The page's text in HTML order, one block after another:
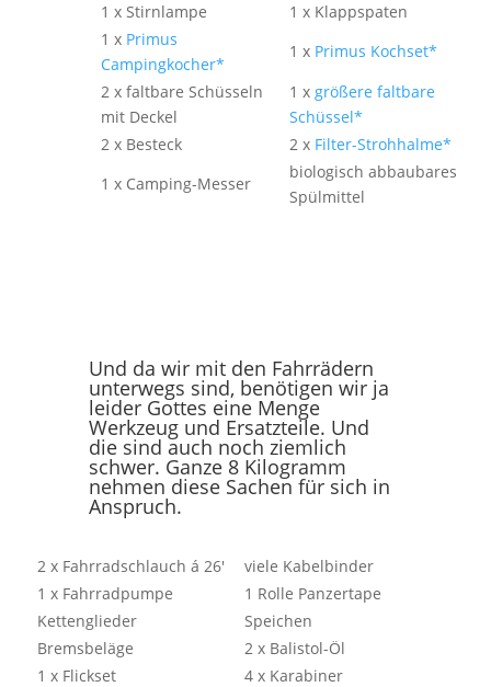
1 x Stirnlampe
1 x Klappspaten
1 x Primus
Campingkocher*
1 x Primus Kochset*
2 x faltbare Schüsseln
mit Deckel
1 x größere faltbare
Schüssel*
2 x Besteck
2 x Filter-Strohhalme*
1 x Camping-Messer
biologisch abbaubares
Spülmittel
Und da wir mit den Fahrrädern
unterwegs sind, benötigen wir ja
leider Gottes eine Menge
Werkzeug und Ersatzteile. Und
die sind auch noch ziemlich
schwer. Ganze 8 Kilogramm
nehmen diese Sachen für sich in
Anspruch.
2 x Fahrradschlauch á 26′
viele Kabelbinder
1 x Fahrradpumpe
1 Rolle Panzertape
Kettenglieder
Speichen
Bremsbeläge
2 x Balistol-Öl
1 x Flickset
4 x Karabiner